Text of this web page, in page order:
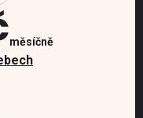
měsíčně